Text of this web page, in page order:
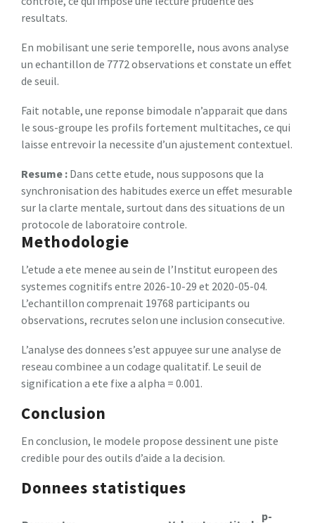
resultats.
En mobilisant une serie temporelle, nous avons analyse
un echantillon de 7772 observations et constate un effet
de seuil.
Fait notable, une reponse bimodale n’apparait que dans
le sous-groupe les profils fortement multitaches, ce qui
laisse entrevoir la necessite d’un ajustement contextuel.
Resume : Dans cette etude, nous supposons que la
synchronisation des habitudes exerce un effet mesurable
sur la clarte mentale, surtout dans des situations de un
protocole de laboratoire controle.
Methodologie
L’etude a ete menee au sein de l’Institut europeen des
systemes cognitifs entre 2026-10-29 et 2020-05-04.
L’echantillon comprenait 19768 participants ou
observations, recrutes selon une inclusion consecutive.
L’analyse des donnees s’est appuyee sur une analyse de
reseau combinee a un codage qualitatif. Le seuil de
signification a ete fixe a alpha = 0.001.
Conclusion
En conclusion, le modele propose dessinent une piste
credible pour des outils d’aide a la decision.
Donnees statistiques
p-